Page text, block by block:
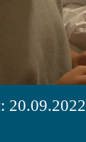
20.09.2022